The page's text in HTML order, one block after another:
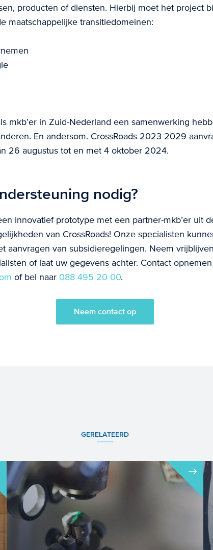
producten of diensten. Hierbij moet het project
maatschappelijke transitiedomeinen:
mkb’er in Zuid-Nederland een samenwerking
En andersom. CrossRoads 2023-2029
26 augustus tot en met 4 oktober 2024.
nodig?
innovatief prototype met een partner-mkb’er uit
van CrossRoads! Onze specialisten
aanvragen van subsidieregelingen. Neem
of laat uw gegevens achter. Contact
of bel naar 088 495 20 00.
Neem contact op
GERELATEERD